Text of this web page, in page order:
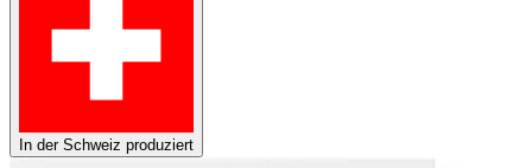
In der Schweiz produziert